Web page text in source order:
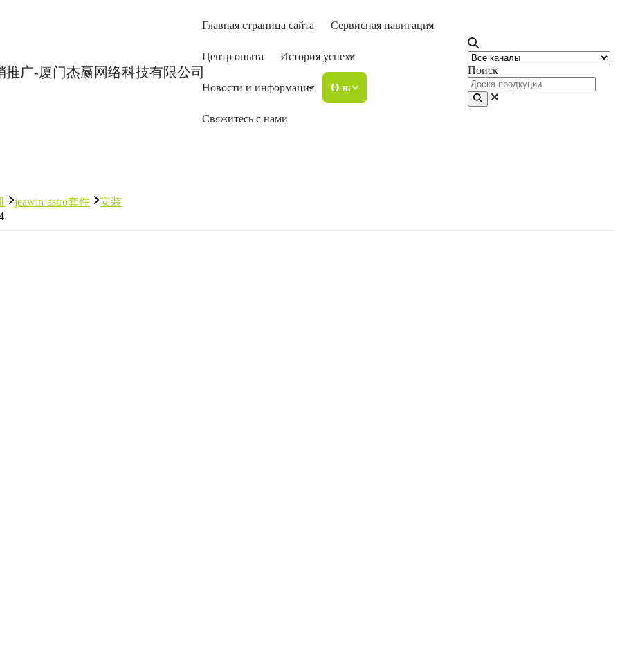
Главная страница сайта Сервисная навигация
Центр опыта История успеха
Новости и информация О нас
Свяжитесь с нами
Поиск
jeawin-astro套件
安装